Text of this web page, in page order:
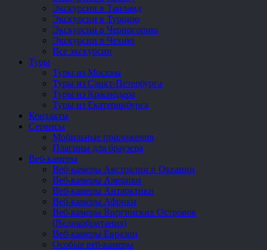
Экскурсии в Таиланд
Экскурсии в Турцию
Экскурсии в Черногорию
Экскурсии в Чехию
Все экскурсии
Туры
Туры из Москвы
Туры из Санкт-Петербурга
Туры из Краснодара
Туры из Екатеринбурга
Контакты
Сервисы
Мобильные приложения
Плагины для браузера
Веб-камеры
Веб-камеры Австралии и Океании
Веб-камеры Америки
Веб-камеры Антарктики
Веб-камеры Африки
Веб-камеры Виргинских Островов
(Великобритания)
Веб-камеры Евразии
Особые веб-камеры